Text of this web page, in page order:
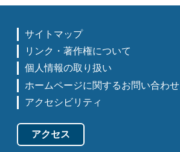
サイトマップ
リンク・著作権について
個人情報の取り扱い
ホームページに関するお問い合わせ
アクセシビリティ
アクセス